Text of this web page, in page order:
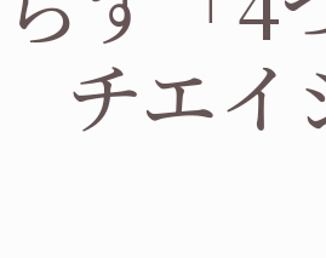
チエ